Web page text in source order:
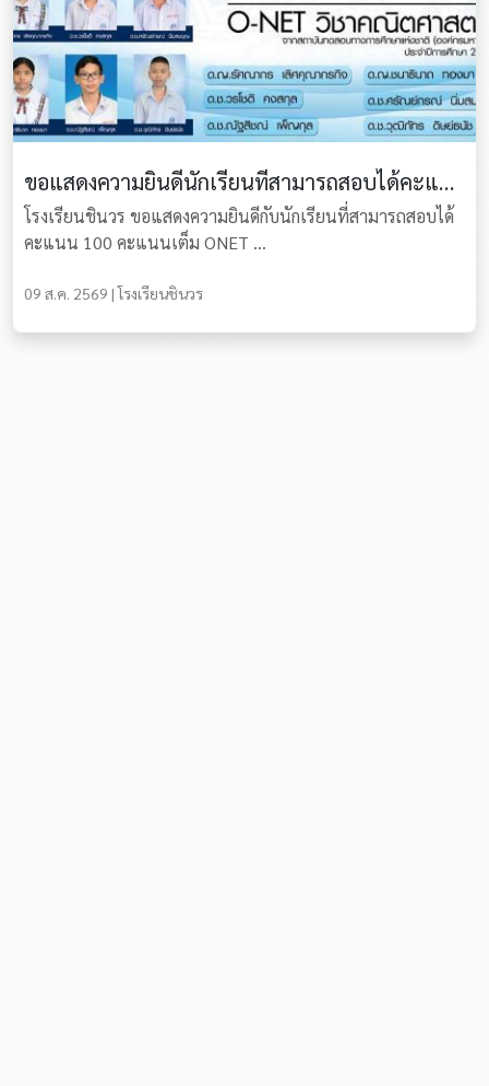
ขอแสดงความยินดีนักเรียนที่สามารถสอบได้คะแนน 100 คะแนนเต็ม O-NET วิชาคณิตศาสตร์
โรงเรียนชินวร ขอแสดงความยินดีกับนักเรียนที่สามารถสอบได้
คะแนน 100 คะแนนเต็ม ONET ...
09 ส.ค. 2569 | โรงเรียนชินวร